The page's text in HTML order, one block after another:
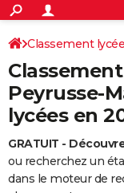
ACTUALITÉS
Politique
Société
Faits Divers
Education
Monde
Villes
+
SPORT
Coupe du monde 2026
Football
Tennis
Cyclisme
Rugby
Forum
Programme TV
TNT
Streaming
Cinéma
Sorties cinéma
Musique
+FINANCE
Retraite
Impôts
Epargne
Immobilier
Risques naturels par
Banque
Assurance
Crédit
AUTO
Essais
Réserver un essai
Citadines
Berlines
SUV
Forum auto
+
HIGH-TECH
Classement
Peyrusse-
lycées en
GRATUIT -
ou recherchez un
dans le moteur de